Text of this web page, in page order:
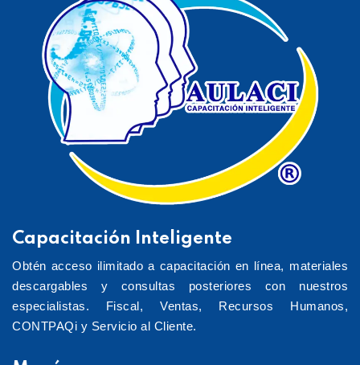
Capacitación Inteligente
Obtén acceso ilimitado a capacitación en línea, materiales
descargables y consultas posteriores con nuestros
especialistas. Fiscal, Ventas, Recursos Humanos,
CONTPAQi y Servicio al Cliente.